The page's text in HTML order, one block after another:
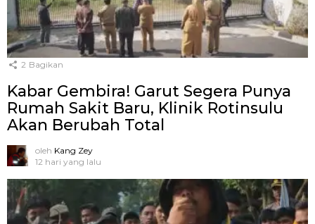
2 Bagikan
Kabar Gembira! Garut Segera Punya
Rumah Sakit Baru, Klinik Rotinsulu
Akan Berubah Total
oleh Kang Zey
12 hari yang lalu